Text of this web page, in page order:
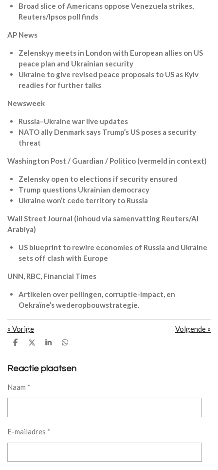
Broad slice of Americans oppose Venezuela strikes,
Reuters/Ipsos poll finds
AP News
Zelenskyy meets in London with European allies on US
peace plan and Ukrainian security
Ukraine to give revised peace proposals to US as Kyiv
readies for further talks
Newsweek
Russia–Ukraine war live updates
NATO ally Denmark says Trump’s US poses a security
threat
Washington Post / Guardian / Politico (vermeld in context)
Zelensky open to elections if security ensured
Trump questions Ukrainian democracy
Ukraine won’t cede territory to Russia
Wall Street Journal (inhoud via samenvatting Reuters/Al
Arabiya)
US blueprint to rewire economies of Russia and Ukraine
sets off clash with Europe
UNN, RBC, Financial Times
Artikelen over peilingen, corruptie-impact, en
Oekraïne’s wederopbouwstrategie.
« Vorige Volgende »
D
e
D
l
S
r
D
e
Reactie plaatsen
Naam *
E-mailadres *